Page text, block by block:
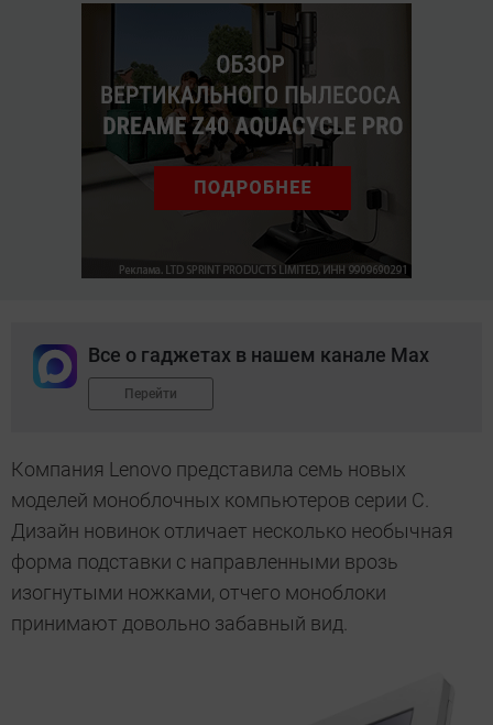
Все о гаджетах в нашем канале Max
Перейти
Компания Lenovo представила семь новых
моделей моноблочных компьютеров серии C.
Дизайн новинок отличает несколько необычная
форма подставки с направленными врозь
изогнутыми ножками, отчего моноблоки
принимают довольно забавный вид.